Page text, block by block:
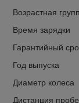
Возрастная
Время зарядки
Гарантийный
Год выпуска
Диаметр колеса
Дистанция